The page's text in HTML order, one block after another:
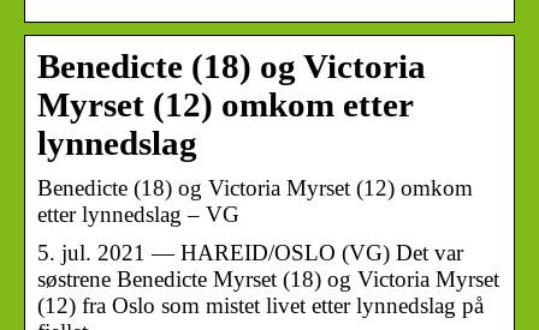
Benedicte (18) og Victoria
Myrset (12) omkom etter
lynnedslag
Benedicte (18) og Victoria Myrset (12) omkom
etter lynnedslag – VG
5. jul. 2021 — HAREID/OSLO (VG) Det var
søstrene Benedicte Myrset (18) og Victoria Myrset
(12) fra Oslo som mistet livet etter lynnedslag på